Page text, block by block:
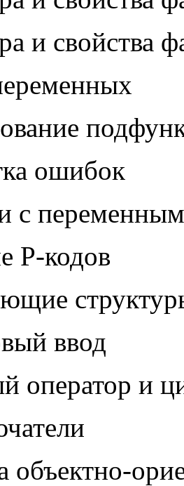
и свойства
ошибок
с
Р-кодов
ввод
оператор и
объектно-